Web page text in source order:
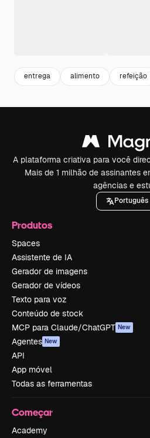
entrega alimento refeição
A plataforma criativa para você
Mais de 1 milhão de assinantes
agências e
Português
Produtos
Spaces
Assistente de IA
Gerador de imagens
Gerador de vídeos
Texto para voz
Conteúdo de stock
MCP para Claude/ChatGPT New
Agentes New
API
App móvel
Todas as ferramentas
Começar
Academy